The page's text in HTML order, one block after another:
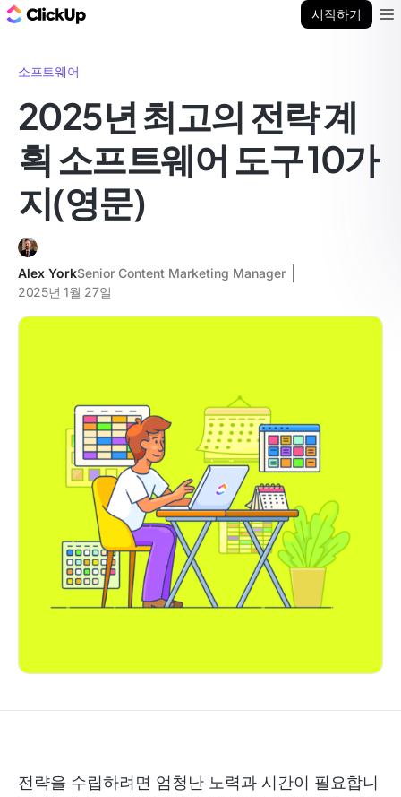
시작하기
소프트웨어
2025년 최고의 전략 계
획 소프트웨어 도구 10가
지(영문)
Alex YorkSenior Content Marketing Manager
2025년 1월 27일
전략을 수립하려면 엄청난 노력과 시간이 필요합니